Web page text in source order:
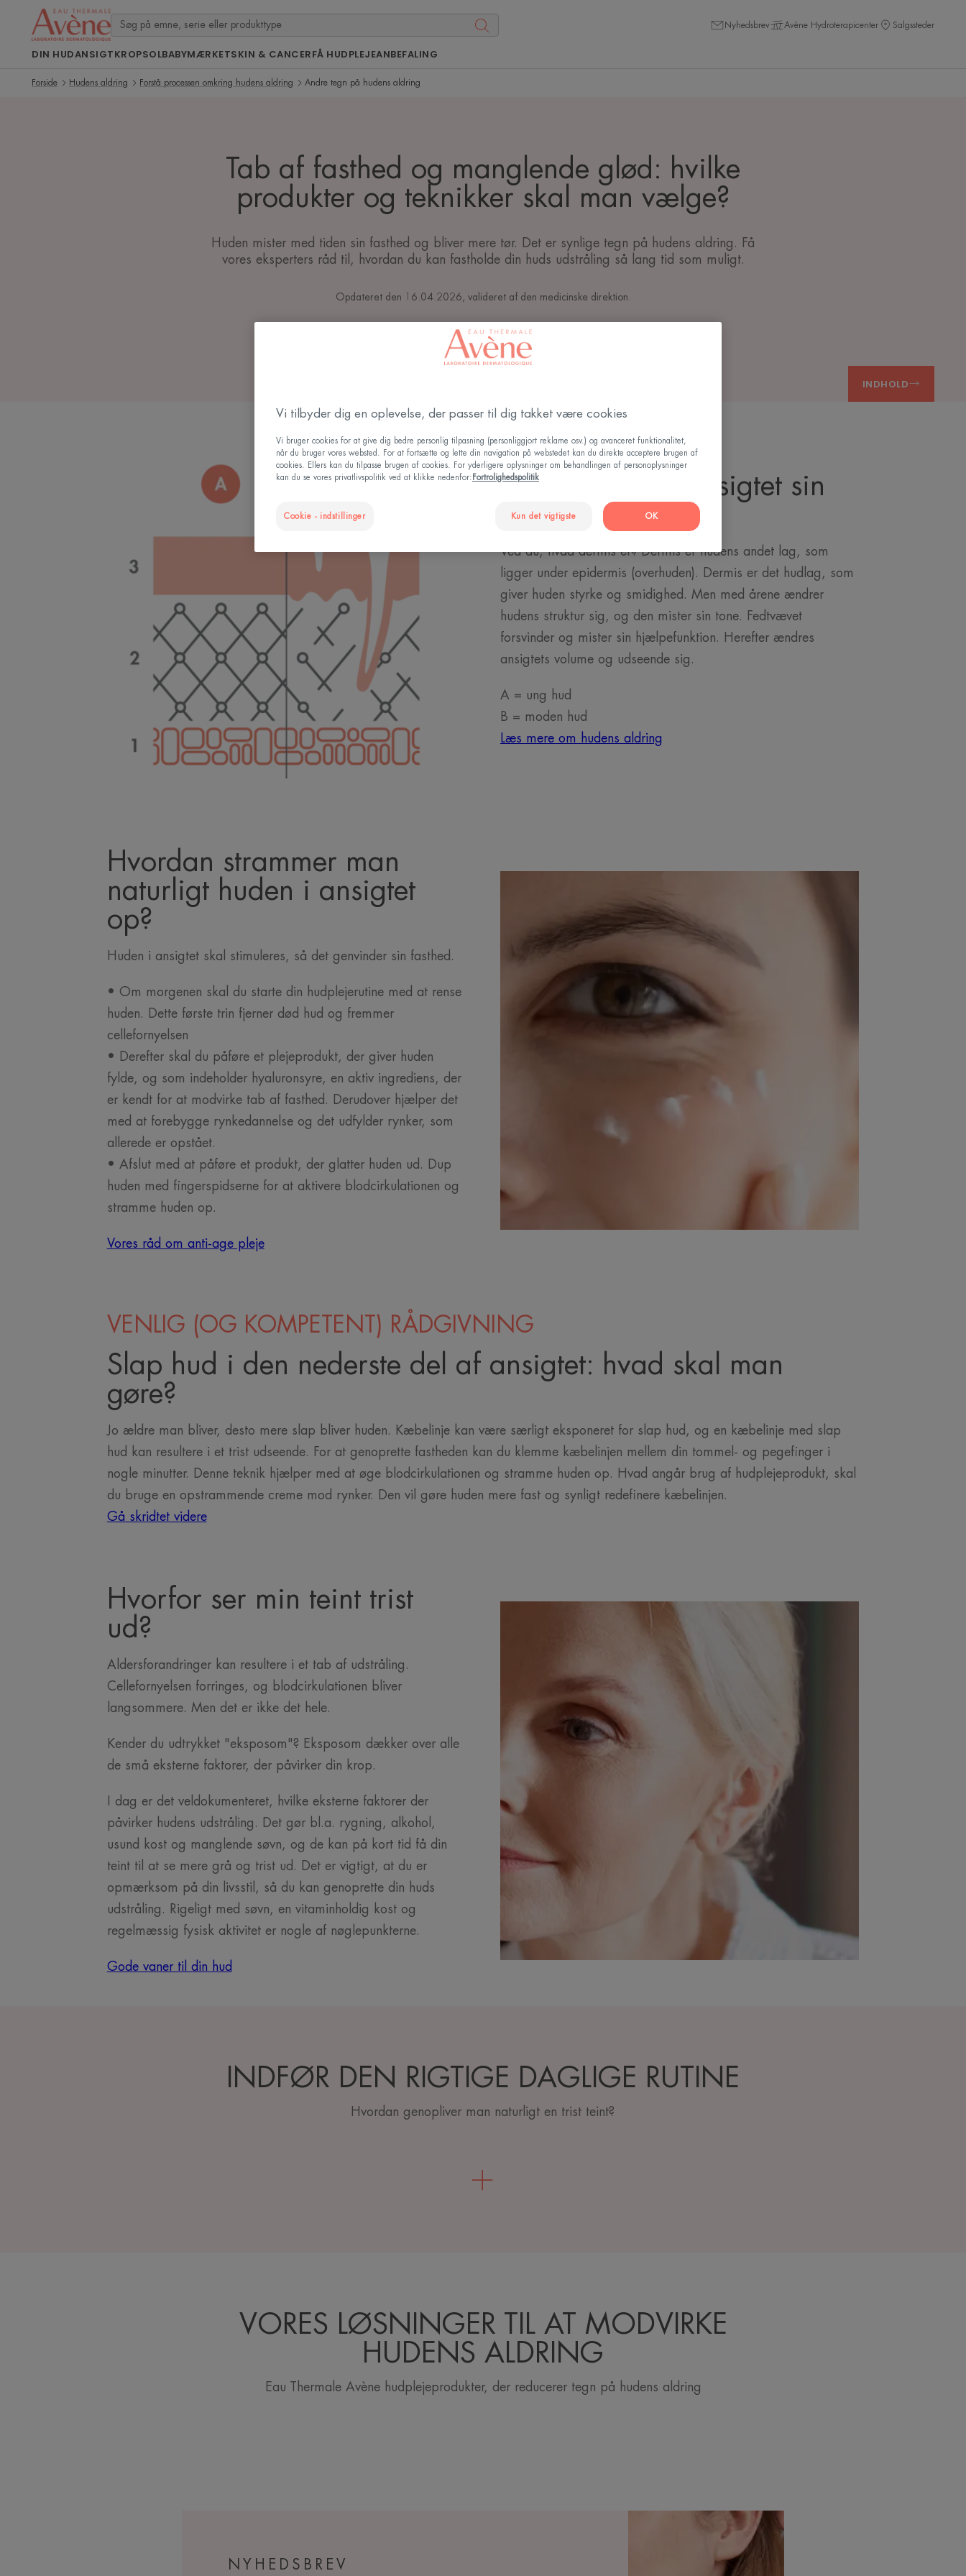
Nyhedsbrev Avène Hydroterapicenter Salgssteder
DIN HUDANSIGTKROPSOLBABYMÆRKETSKIN & CANCERFÅ HUDPLEJEANBEFALING
Forside Hudens aldring Forstå processen omkring hudens aldring Andre tegn på hudens aldring
Tab af fasthed og manglende glød: hvilke
produkter og teknikker skal man vælge?
Huden mister med tiden sin fasthed og bliver mere tør. Det er synlige tegn på hudens aldring. Få
vores eksperters råd til, hvordan du kan fastholde din huds udstråling så lang tid som muligt.
Opdateret den 16.04.2026 , valideret af den medicinske direktion
Forstå processen omkring hudens aldring
INDHOLD
Hvorfor mister ansigtet sin
fasthed?
Ved du, hvad dermis er? Dermis er hudens andet lag, som
ligger under epidermis (overhuden). Dermis er det hudlag, som
giver huden styrke og smidighed. Men med årene ændrer
hudens struktur sig, og den mister sin tone. Fedtvævet
forsvinder og mister sin hjælpefunktion. Herefter ændres
ansigtets volume og udseende sig.
A = ung hud
B = moden hud
Læs mere om hudens aldring
Hvordan strammer man
naturligt huden i ansigtet
op?
Huden i ansigtet skal stimuleres, så det genvinder sin fasthed.
• Om morgenen skal du starte din hudplejerutine med at rense
huden. Dette første trin fjerner død hud og fremmer
cellefornyelsen
• Derefter skal du påføre et plejeprodukt, der giver huden
fylde, og som indeholder hyaluronsyre, en aktiv ingrediens, der
er kendt for at modvirke tab af fasthed. Derudover hjælper det
med at forebygge rynkedannelse og det udfylder rynker, som
allerede er opstået.
• Afslut med at påføre et produkt, der glatter huden ud. Dup
huden med fingerspidserne for at aktivere blodcirkulationen og
stramme huden op.
Vores råd om anti-age pleje
VENLIG (OG KOMPETENT) RÅDGIVNING
Slap hud i den nederste del af ansigtet: hvad skal man
gøre?
Jo ældre man bliver, desto mere slap bliver huden. Kæbelinje kan være særligt eksponeret for slap hud, og en kæbelinje med slap
hud kan resultere i et trist udseende. For at genoprette fastheden kan du klemme kæbelinjen mellem din tommel- og pegefinger i
nogle minutter. Denne teknik hjælper med at øge blodcirkulationen og stramme huden op. Hvad angår brug af hudplejeprodukt, skal
du bruge en opstrammende creme mod rynker. Den vil gøre huden mere fast og synligt redefinere kæbelinjen.
Gå skridtet videre
Hvorfor ser min teint trist
ud?
Aldersforandringer kan resultere i et tab af udstråling.
Cellefornyelsen forringes, og blodcirkulationen bliver
langsommere. Men det er ikke det hele.
Kender du udtrykket "eksposom"? Eksposom dækker over alle
de små eksterne faktorer, der påvirker din krop.
I dag er det veldokumenteret, hvilke eksterne faktorer der
påvirker hudens udstråling. Det gør bl.a. rygning, alkohol,
usund kost og manglende søvn, og de kan på kort tid få din
teint til at se mere grå og trist ud. Det er vigtigt, at du er
opmærksom på din livsstil, så du kan genoprette din huds
udstråling. Rigeligt med søvn, en vitaminholdig kost og
regelmæssig fysisk aktivitet er nogle af nøglepunkterne.
Gode vaner til din hud
INDFØR DEN RIGTIGE DAGLIGE RUTINE
Hvordan genopliver man naturligt en trist teint?
VORES LØSNINGER TIL AT MODVIRKE
HUDENS ALDRING
Eau Thermale Avène hudplejeprodukter, der reducerer tegn på hudens aldring
NYHEDSBREV
Vi tilbyder dig en oplevelse, der passer til dig takket være cookies
Vi bruger cookies for at give dig bedre personlig tilpasning (personliggjort reklame osv.) og avanceret funktionalitet,
når du bruger vores websted. For at fortsætte og lette din navigation på webstedet kan du direkte acceptere brugen af
cookies. Ellers kan du tilpasse brugen af cookies. For yderligere oplysninger om behandlingen af personoplysninger
kan du se vores privatlivspolitik ved at klikke nedenfor: Fortrolighedspolitik
Cookie - indstillinger Kun det vigtigste OK